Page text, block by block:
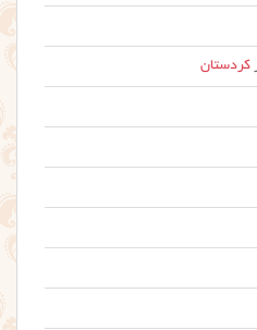
کردستان